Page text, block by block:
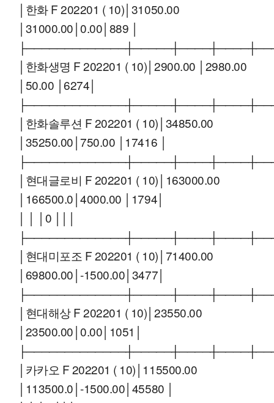
│한화 F 202201 ( 10)│31050.00
│31000.00│0.00│889 │
│한화생명 F 202201 ( 10)│2900.00 │2980.00
│50.00 │6274│
│한화솔루션 F 202201 ( 10)│34850.00
│35250.00│750.00 │17416 │
│현대글로비 F 202201 ( 10)│163000.00
│166500.0│4000.00 │1794│
│ │ │0 │││
│현대미포조 F 202201 ( 10)│71400.00
│69800.00│-1500.00│3477│
│현대해상 F 202201 ( 10)│23550.00
│23500.00│0.00│1051│
│카카오 F 202201 ( 10)│115500.00
│113500.0│-1500.00│45580 │